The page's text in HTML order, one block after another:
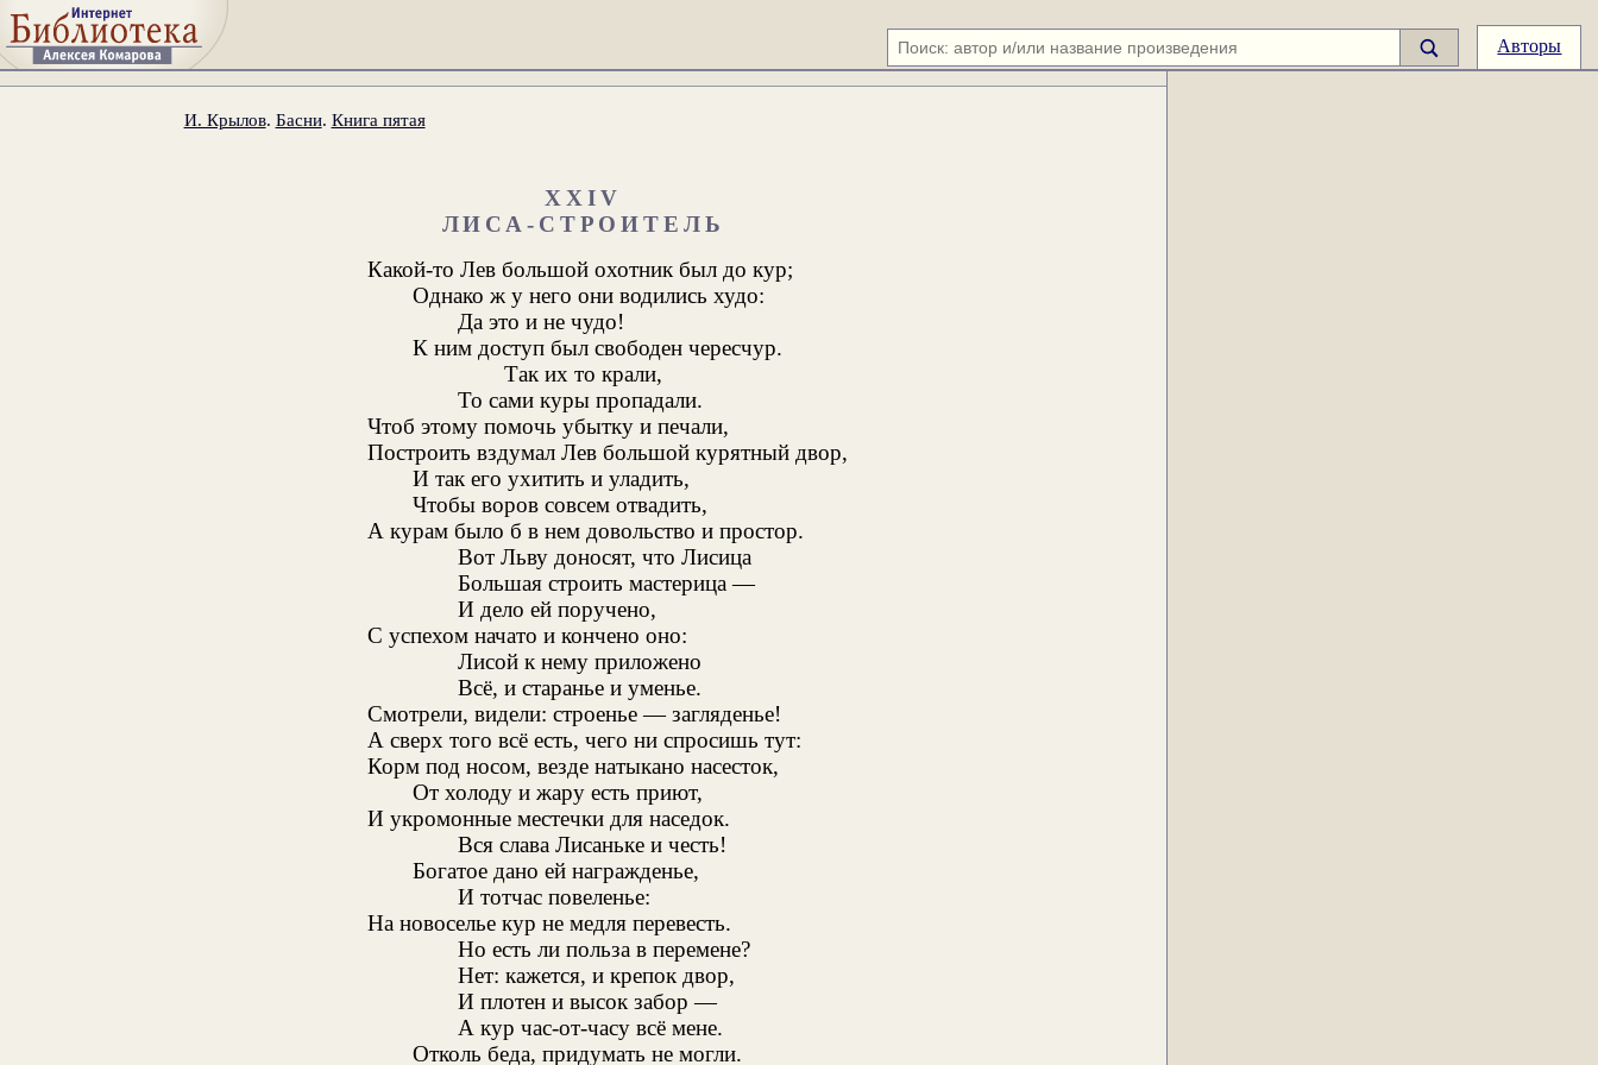
Авторы
И. Крылов. Басни. Книга пятая
XXIV
ЛИСА-СТРОИТЕЛЬ
Какой-то Лев большой охотник был до кур;
Однако ж у него они водились худо:
Да это и не чудо!
К ним доступ был свободен чересчур.
Так их то крали,
То сами куры пропадали.
Чтоб этому помочь убытку и печали,
Построить вздумал Лев большой курятный двор,
И так его ухитить и уладить,
Чтобы воров совсем отвадить,
А курам было б в нем довольство и простор.
Вот Льву доносят, что Лисица
Большая строить мастерица —
И дело ей поручено,
С успехом начато и кончено оно:
Лисой к нему приложено
Всё, и старанье и уменье.
Смотрели, видели: строенье — загляденье!
А сверх того всё есть, чего ни спросишь тут:
Корм под носом, везде натыкано насесток,
От холоду и жару есть приют,
И укромонные местечки для наседок.
Вся слава Лисаньке и честь!
Богатое дано ей награжденье,
И тотчас повеленье:
На новоселье кур не медля перевесть.
Но есть ли польза в перемене?
Нет: кажется, и крепок двор,
И плотен и высок забор —
А кур час-от-часу всё мене.
Отколь беда, придумать не могли.